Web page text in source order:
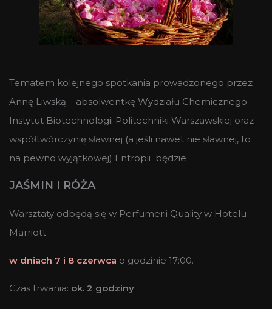
Tematem kolejnego spotkania prowadzonego przez
Annę Liwską – absolwentkę Wydziału Chemicznego
Instytut Biotechnologii Politechniki Warszawskiej oraz
współtwórczynię sławnej (a jeśli nawet nie sławnej, to
na pewno wyjątkowej) Entropii będzie
JAŚMIN I RÓŻA
Warsztaty odbędą się w Perfumerii Quality w Hotelu
Marriott
w dniach 7 i 8 czerwca o godzinie 17:00.
Czas trwania: ok. 2 godziny.